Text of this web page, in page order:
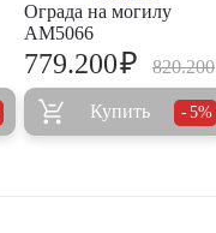
Ограда на могилу
AM5066
820.200
779.200₽
Купить 5%